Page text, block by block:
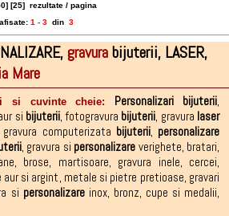
] [25] rezultate / pagina
1 - 3 din 3
gravurabijuterii, LASER,
Mare
si cuvinte cheie: Personalizari bijuterii,
si bijuterii,fotogravura bijuterii, gravura laser
gravura computerizata bijuterii, personalizare
, gravura si personalizare verighete, bratari,
, brose, martisoare, gravura inele, cercei,
aur si argint, metale si pietre pretioase, gravari
si personalizareinox, bronz, cupe si medalii,